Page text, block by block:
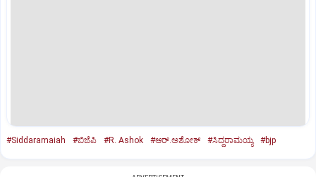
#Siddaramaiah #ಬಿಜೆಪಿ #R. Ashok #ಆರ್‌.ಅಶೋಕ್‌ #ಸಿದ್ದರಾಮಯ್ಯ #bjp